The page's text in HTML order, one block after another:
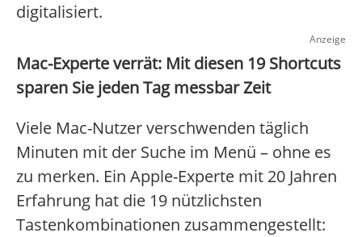
digitalisiert.
Anzeige
Mac-Experte verrät: Mit diesen 19 Shortcuts
sparen Sie jeden Tag messbar Zeit
Viele Mac-Nutzer verschwenden täglich
Minuten mit der Suche im Menü – ohne es
zu merken. Ein Apple-Experte mit 20 Jahren
Erfahrung hat die 19 nützlichsten
Tastenkombinationen zusammengestellt: